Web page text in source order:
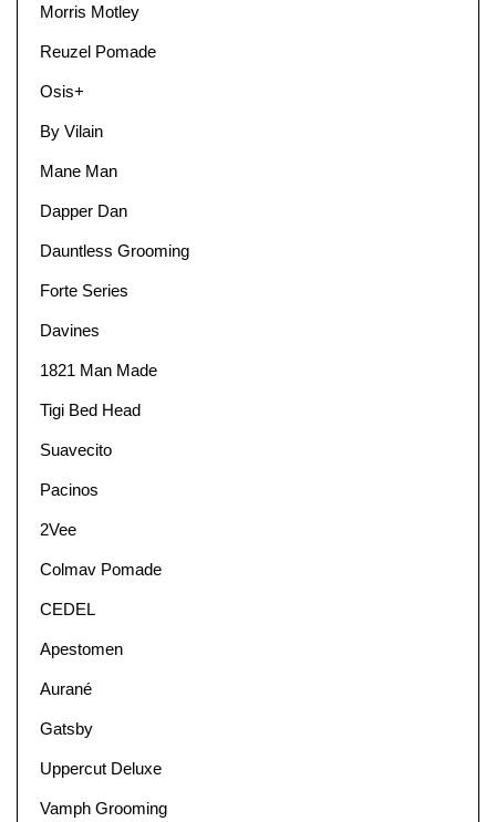
Morris Motley
Reuzel Pomade
Osis+
By Vilain
Mane Man
Dapper Dan
Dauntless Grooming
Forte Series
Davines
1821 Man Made
Tigi Bed Head
Suavecito
Pacinos
2Vee
Colmav Pomade
CEDEL
Apestomen
Aurané
Gatsby
Uppercut Deluxe
Vamph Grooming